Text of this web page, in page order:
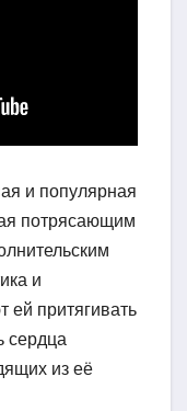
и популярная
потрясающим
и
ей притягивать
сердца
из её